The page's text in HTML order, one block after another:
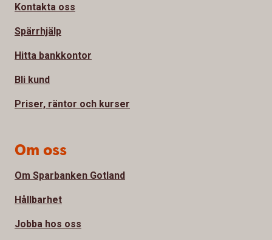
Kontakta oss
Spärrhjälp
Hitta bankkontor
Bli kund
Priser, räntor och kurser
Om oss
Om Sparbanken Gotland
Hållbarhet
Jobba hos oss